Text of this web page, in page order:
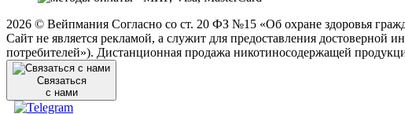
2026 © Вейпмания Согласно со ст. 20 ФЗ №15 «Об охране здоровья
Сайт не является рекламой, а служит для предоставления достоверной
потребителей»). Дистанционная продажа никотиносодержащей
Связаться
с нами